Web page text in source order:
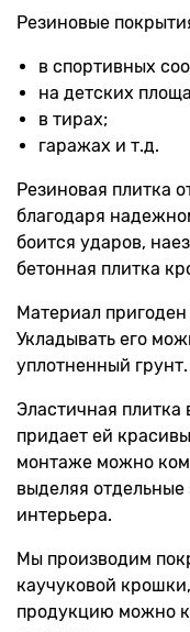
Резиновые
в спортивных
на детских
в тирах;
гаражах и т.д.
Резиновая плитка
благодаря
боится ударов,
бетонная плитка
Материал
Укладывать его
уплотненный грунт.
Эластичная плитка
придает ей
монтаже можно
выделяя
интерьера.
Мы производим
каучуковой
продукцию можно